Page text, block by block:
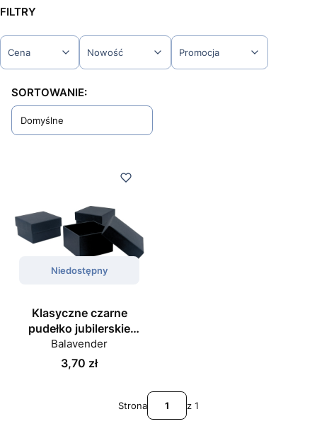
FILTRY
Cena Nowość Promocja
Koniec filtrów
Lista produktów
SORTOWANIE:
Domyślne
Niedostępny
Klasyczne czarne
pudełko jubilerskie
5x5x3 cm z wkładką na
pierścionek lub kolczyki
Balavender
Cena
3,70 zł
Strona z 1